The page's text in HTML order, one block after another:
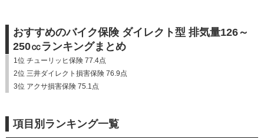
おすすめのバイク保険 ダイレクト型 排気量126～
250㏄ランキングまとめ
1位 チューリッヒ保険 77.4点
2位 三井ダイレクト損害保険 76.9点
3位 アクサ損害保険 75.1点
項目別ランキング一覧